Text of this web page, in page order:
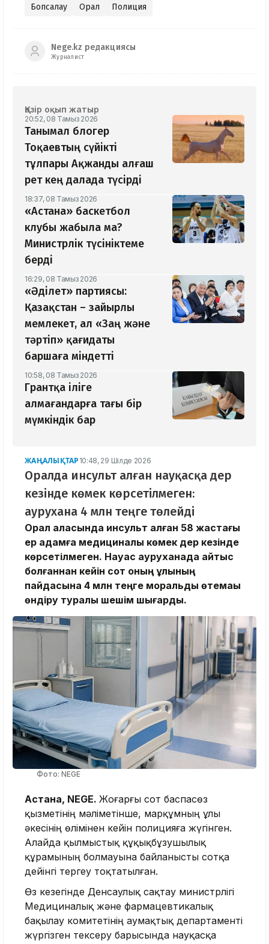
Бопсалау Орал Полиция
Nege.kz редакциясы
Журналист
Қазір оқып жатыр
20:52, 08 Тамыз 2026
Танымал блогер
Тоқаевтың сүйікті
тұлпары Ақжанды алғаш
рет кең далада түсірді
18:37, 08 Тамыз 2026
«Астана» баскетбол
клубы жабыла ма?
Министрлік түсініктеме
берді
16:29, 08 Тамыз 2026
«Әділет» партиясы:
Қазақстан – зайырлы
мемлекет, ал «Заң және
тәртіп» қағидаты
баршаға міндетті
10:58, 08 Тамыз 2026
Грантқа іліге
алмағандарға тағы бір
мүмкіндік бар
ЖАҢАЛЫҚТАР 10:48, 29 Шілде 2026
Оралда инсульт алған науқасқа дер
кезінде көмек көрсетілмеген:
аурухана 4 млн теңге төлейді
​Орал қаласында инсульт алған 58 жастағы
ер адамға медициналық көмек дер кезінде
көрсетілмеген. Науқас ауруханада қайтыс
болғаннан кейін сот оның ұлының
пайдасына 4 млн теңге моральдық өтемақы
өндіру туралы шешім шығарды.
Фото: NEGE
Астана, NEGE. Жоғарғы сот баспасөз
қызметінің мәліметінше, марқұмның ұлы
әкесінің өлімінен кейін полицияға жүгінген.
Алайда қылмыстық құқықбұзушылық
құрамының болмауына байланысты сотқа
дейінгі тергеу тоқтатылған.
Өз кезегінде Денсаулық сақтау министрлігі
Медициналық және фармацевтикалық
бақылау комитетінің аумақтық департаменті
жүргізген тексеру барысында науқасқа